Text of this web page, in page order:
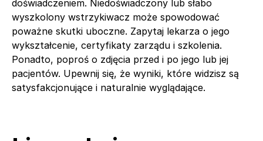
doświadczeniem. Niedoświadczony lub słabo
wyszkolony wstrzykiwacz może spowodować
poważne skutki uboczne. Zapytaj lekarza o jego
wykształcenie, certyfikaty zarządu i szkolenia.
Ponadto, poproś o zdjęcia przed i po jego lub jej
pacjentów. Upewnij się, że wyniki, które widzisz są
satysfakcjonujące i naturalnie wyglądające.